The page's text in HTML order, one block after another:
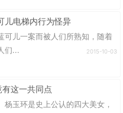
儿电梯内行为怪异
可儿一案而被人们所熟知，随着
们...
2015-10-03
这一共同点
杨玉环是史上公认的四大美女，